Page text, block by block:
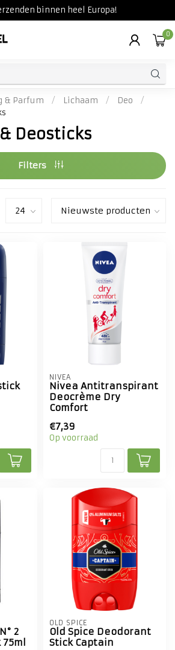
binnen heel Europa!
0
& Parfum / Lichaam / Deo
/
Deosticks
Filters
NIVEA
Nivea Antitranspirant
Deocrème Dry
Comfort
€7,39
Op voorraad
2
OLD SPICE
Old Spice Deodorant
Stick Captain